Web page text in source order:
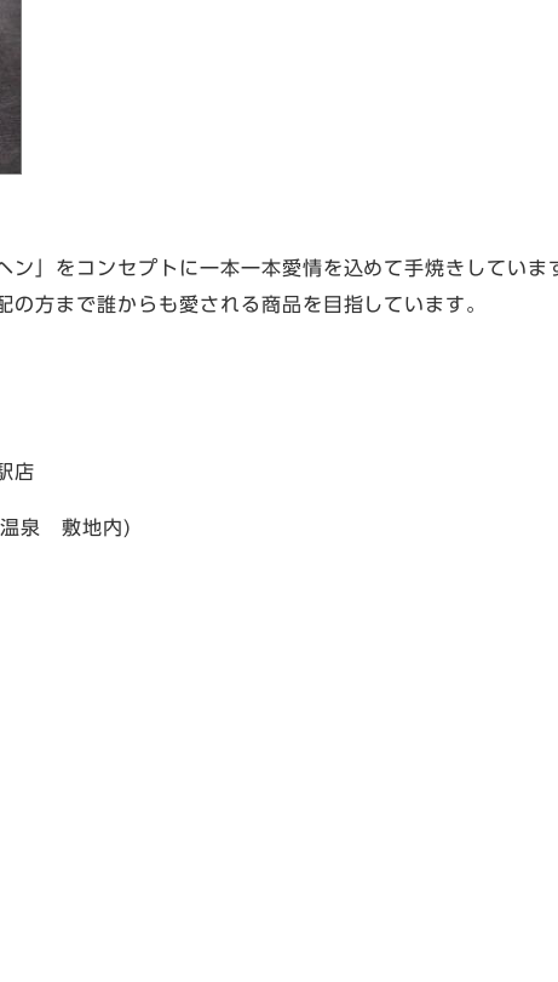
ン」をコンセプトに一本一本愛情を込めて手焼きしていま
方まで誰からも愛される商品を目指しています。
店
温泉 敷地内)